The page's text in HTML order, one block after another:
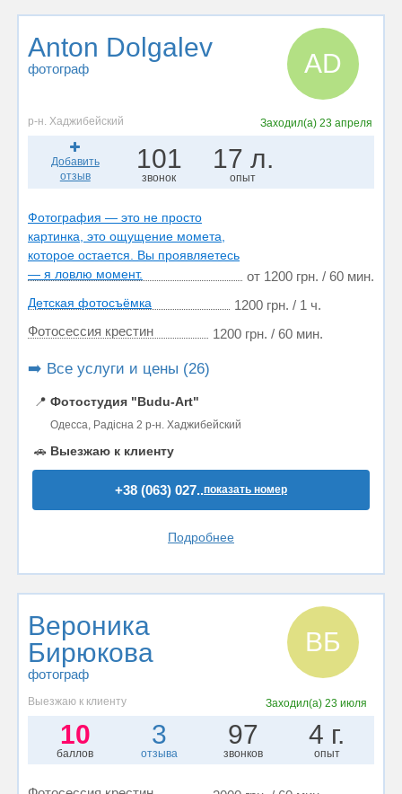
Anton Dolgalev
фотограф AD
р-н. Хаджибейский Заходил(а)23 апреля
Добавить
отзыв
101
звонок
17 л.
опыт
Фотография — это не просто
картинка, это ощущение момета,
которое остается. Вы проявляетесь
— я ловлю момент.
от 1200 грн. / 60 мин.
Детская фотосъёмка
1200 грн. / 1 ч.
Фотосессия крестин
1200 грн. / 60 мин.
➡️ Все услуги и цены (26)
📍 Фотостудия "Budu-Art"
Одесса, Радісна 2 р-н. Хаджибейский
🚗 Выезжаю к клиенту
+38 (063) 027..показать номер
Подробнее
Вероника
Бирюкова
фотограф
ВБ
Выезжаю к клиенту Заходил(а)23 июля
10
баллов
3
отзыва
97
звонков
4 г.
опыт